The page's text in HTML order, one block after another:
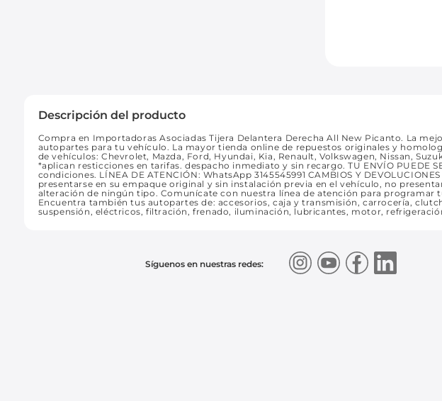
Descripción del producto
Compra en Importadoras Asociadas Tijera Delantera Derecha All New Picanto. La
autopartes para tu vehículo. La mayor tienda online de repuestos originales y
de vehículos: Chevrolet, Mazda, Ford, Hyundai, Kia, Renault, Volkswagen, Nissan,
*aplican resticciones en tarifas. despacho inmediato y sin recargo. TU ENVÍO PUEDE
condiciones. LÍNEA DE ATENCIÓN: WhatsApp 3145545991 CAMBIOS Y
presentarse en su empaque original y sin instalación previa en el vehículo, no
alteración de ningún tipo. Comunícate con nuestra línea de atención para programar
Encuentra también tus autopartes de: accesorios, caja y transmisión, carrocería,
suspensión, eléctricos, filtración, frenado, iluminación, lubricantes, motor,
Síguenos en nuestras redes: